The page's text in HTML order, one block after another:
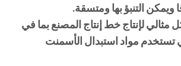
ويمكن التنبؤ بها ومتسقة.
لإنتاج خط إنتاج المصنع بما في
تستخدم مواد استبدال الأسمنت